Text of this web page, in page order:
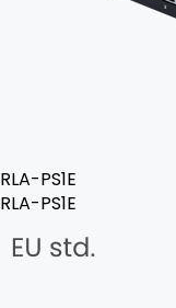
RLA-PS1E
RLA-PS1E